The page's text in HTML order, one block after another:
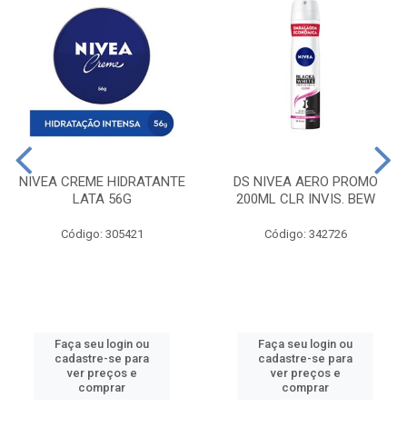
NIVEA CREME HIDRATANTE
LATA 56G
Código: 305421
Faça seu login ou
cadastre-se para
ver preços e
comprar
DS NIVEA AERO PROMO
200ML CLR INVIS. BEW
Código: 342726
Faça seu login ou
cadastre-se para
ver preços e
comprar